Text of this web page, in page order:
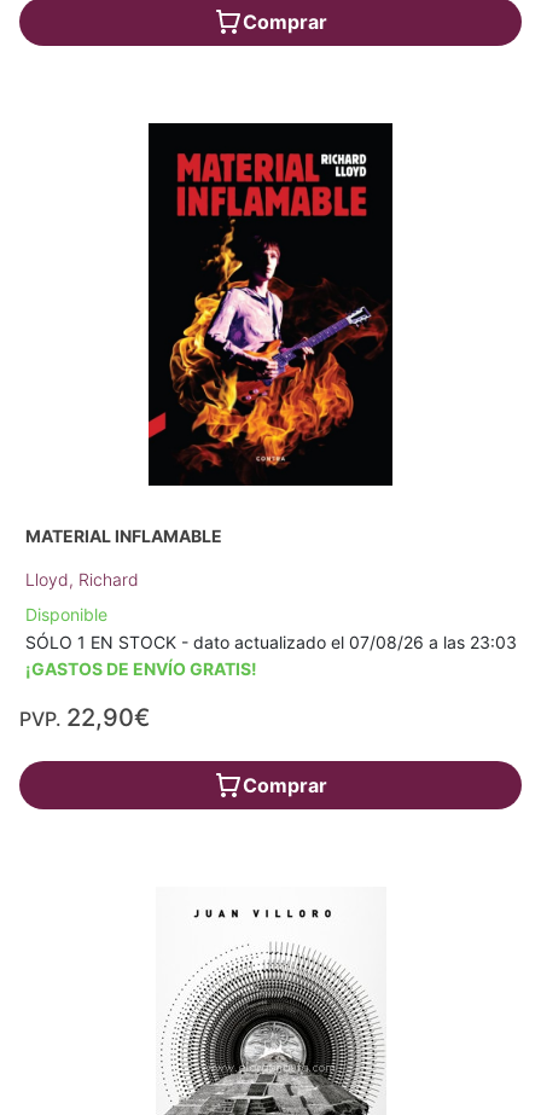
Comprar
MATERIAL INFLAMABLE
Lloyd, Richard
Disponible
SÓLO 1 EN STOCK - dato actualizado el 07/08/26 a las 23:03
¡GASTOS DE ENVÍO GRATIS!
PVP. 22,90€
Comprar